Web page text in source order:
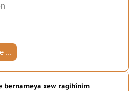
...
bernameya xew ragihînim